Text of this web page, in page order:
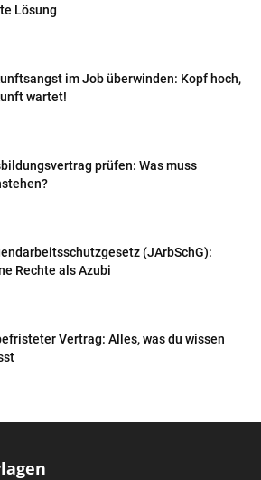
Lösung
im Job überwinden: Kopf hoch,
wartet!
prüfen: Was muss
(JArbSchG):
Rechte als Azubi
Vertrag: Alles, was du wissen